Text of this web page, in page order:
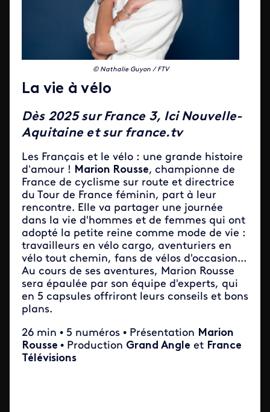
© Nathalie Guyon / FTV
La vie à vélo
Dès 2025 sur France 3, Ici Nouvelle-
Aquitaine et sur france.tv
Les Français et le vélo : une grande histoire
d’amour ! Marion Rousse, championne de
France de cyclisme sur route et directrice
du Tour de France féminin, part à leur
rencontre. Elle va partager une journée
dans la vie d'hommes et de femmes qui ont
adopté la petite reine comme mode de vie :
travailleurs en vélo cargo, aventuriers en
vélo tout chemin, fans de vélos d'occasion...
Au cours de ses aventures, Marion Rousse
sera épaulée par son équipe d'experts, qui
en 5 capsules offriront leurs conseils et bons
plans.
26 min • 5 numéros • Présentation Marion
Rousse • Production Grand Angle et France
Télévisions